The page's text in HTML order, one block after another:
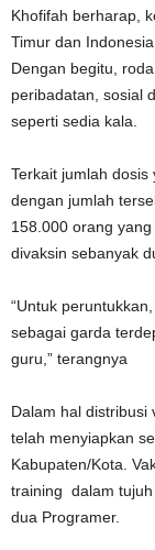
Khofifah berharap,
Timur dan
Dengan begitu,
peribadatan, sosial
seperti sedia kala.
Terkait jumlah
dengan jumlah
158.000 orang
divaksin sebanyak
“Untuk
sebagai garda
guru,” terangnya
Dalam hal distribusi
telah menyiapkan
Kabupaten/Kota.
training dalam
dua Programer.